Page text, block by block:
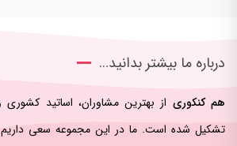
درباره ما بیشتر بدانید…
هم کنکوری از بهترین مشاوران، اساتید
تشکیل شده است. ما در این مجموعه سعی داریم